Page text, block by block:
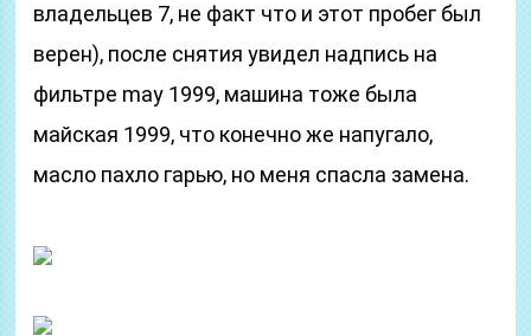
владельцев 7, не факт что и этот пробег был
верен), после снятия увидел надпись на
фильтре may 1999, машина тоже была
майская 1999, что конечно же напугало,
масло пахло гарью, но меня спасла замена.